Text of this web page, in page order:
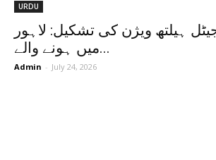
URDU
ہیلتھ ویژن کی تشکیل: لاہور
میں ہونے والے...
Admin - July 24, 2026